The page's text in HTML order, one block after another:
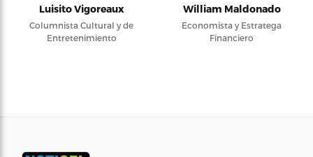
Luisito Vigoreaux
Columnista Cultural y de
Entretenimiento
William Maldonado
Economista y Estratega
Financiero